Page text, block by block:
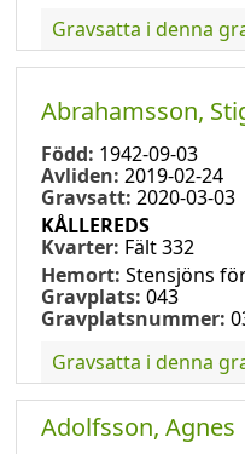
Gravsatta i denna
Abrahamsson,
Född: 1942-09-03
Avliden: 2019-02-24
Gravsatt: 2020-03-03
KÅLLEREDS
Kvarter: Fält 332
Hemort: Stensjöns
Gravplats: 043
Gravplatsnummer:
Gravsatta i denna
Adolfsson, Agnes